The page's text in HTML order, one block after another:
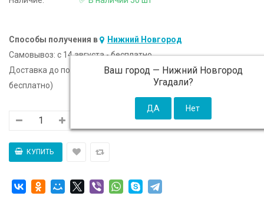
Способы получения в Нижний Новгород
Ваш город — Нижний Новгород
Угадали?
Самовывоз: c 14 августа - бесплатно
Доставка до подъезда:
c 14 августа - 300 ₽ (от 5 000 ₽
бесплатно)